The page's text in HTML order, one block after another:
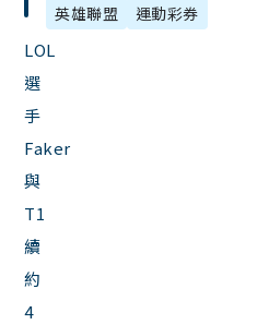
LOL
選
手
Faker
與
T1
續
約
4
英雄聯盟
運動彩券